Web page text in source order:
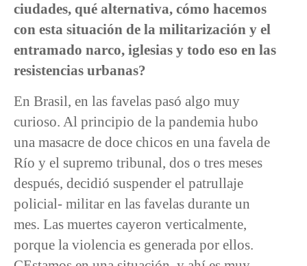
ciudades, qué alternativa, cómo hacemos
con esta situación de la militarización y el
entramado narco, iglesias y todo eso en las
resistencias urbanas?
En Brasil, en las favelas pasó algo muy
curioso. Al principio de la pandemia hubo
una masacre de doce chicos en una favela de
Río y el supremo tribunal, dos o tres meses
después, decidió suspender el patrullaje
policial- militar en las favelas durante un
mes. Las muertes cayeron verticalmente,
porque la violencia es generada por ellos.